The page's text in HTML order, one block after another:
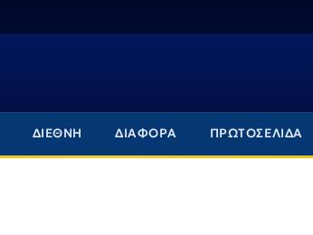
ΔΙΕΘΝΗ ΔΙΑΦΟΡΑ ΠΡΩΤΟΣΕΛΙΔΑ